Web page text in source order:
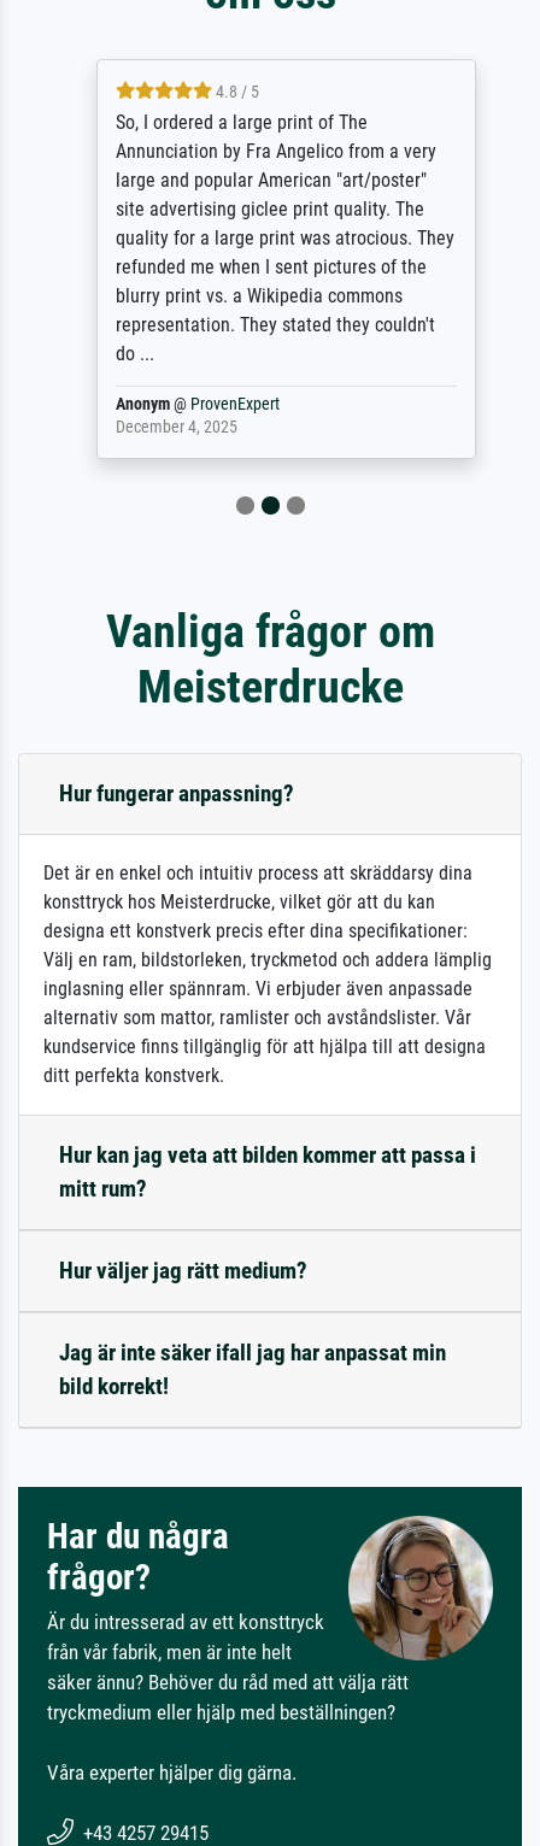
4.8 / 5
So, I ordered a large print of The
Annunciation by Fra Angelico from a very
large and popular American "art/poster"
site advertising giclee print quality. The
quality for a large print was atrocious. They
refunded me when I sent pictures of the
blurry print vs. a Wikipedia commons
representation. They stated they couldn't
do ...
Anonym@ProvenExpert
December 4, 2025
Vanliga frågor om
Meisterdrucke
Hur fungerar anpassning?
Det är en enkel och intuitiv process att skräddarsy dina
konsttryck hos Meisterdrucke, vilket gör att du kan
designa ett konstverk precis efter dina specifikationer:
Välj en ram, bildstorleken, tryckmetod och addera lämplig
inglasning eller spännram. Vi erbjuder även anpassade
alternativ som mattor, ramlister och avståndslister. Vår
kundservice finns tillgänglig för att hjälpa till att designa
ditt perfekta konstverk.
Hur kan jag veta att bilden kommer att passa i
mitt rum?
Hur väljer jag rätt medium?
Jag är inte säker ifall jag har anpassat min
bild korrekt!
Har du några
frågor?
Är du intresserad av ett konsttryck
från vår fabrik, men är inte helt
säker ännu? Behöver du råd med att välja rätt
tryckmedium eller hjälp med beställningen?
Våra experter hjälper dig gärna.
+43 4257 29415